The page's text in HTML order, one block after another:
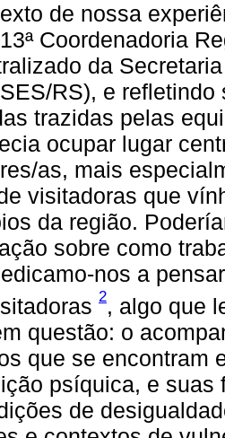
de nossa
Coordenadoria
da
RS), e
trazidas pelas
ocupar lugar
as, mais
visitadoras que
da região.
sobre como
nos a
2, algo que
questão: o
que se encontram
psíquica, e
de